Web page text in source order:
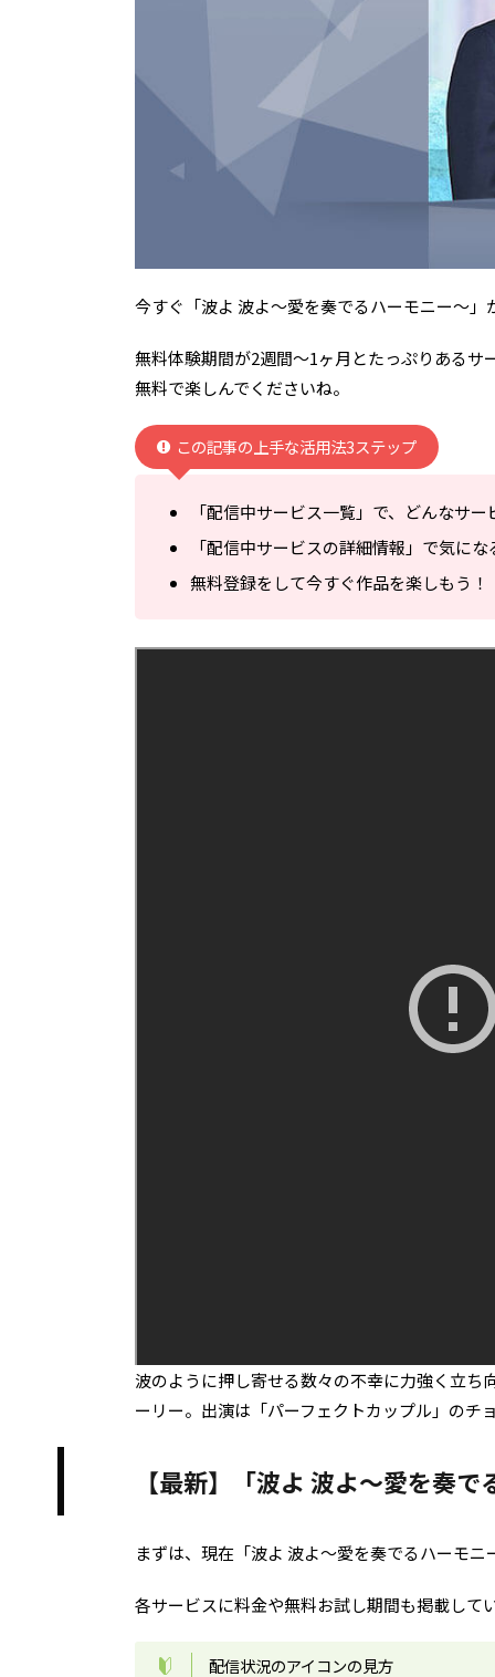
今すぐ「波よ 波よ～愛を奏でるハーモニー～
無料体験期間が2週間～1ヶ月とたっぷりある
無料で楽しんでくださいね。
この記事の上手な活用法3ステップ
「配信中サービス一覧」で、どんなサ
「配信中サービスの詳細情報」で気に
無料登録をして今すぐ作品を楽しもう！
波のように押し寄せる数々の不幸に力強く立
ーリー。出演は「パーフェクトカップル」のチ
【最新】「波よ 波よ～愛を奏
まずは、現在「波よ 波よ～愛を奏でるハーモ
各サービスに料金や無料お試し期間も掲載して
配信状況のアイコンの見方